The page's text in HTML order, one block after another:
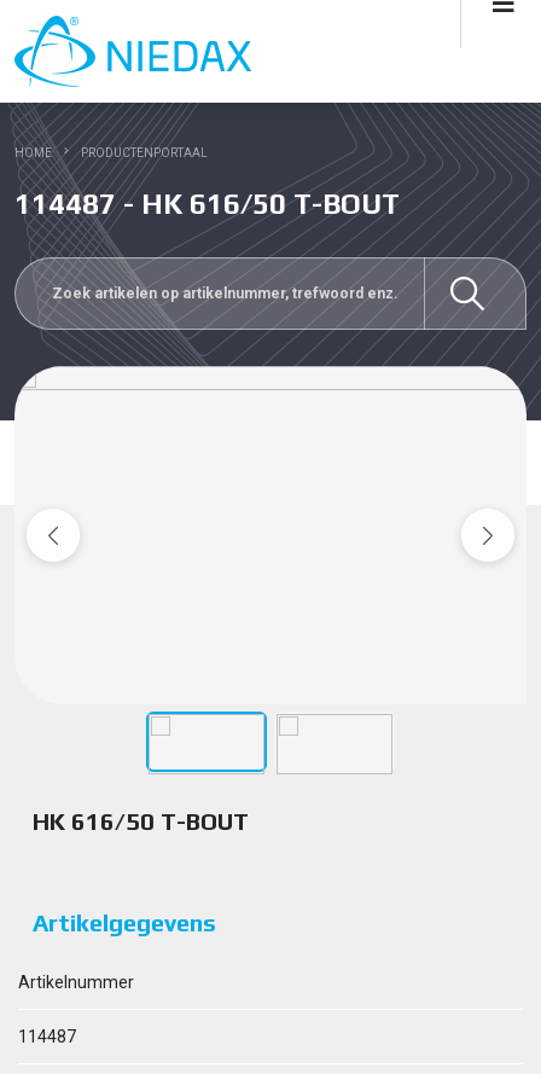
HOME PRODUCTENPORTAAL
114487 - HK 616/50 T-BOUT
HK 616/50 T-BOUT
Artikelgegevens
Artikelnummer
114487